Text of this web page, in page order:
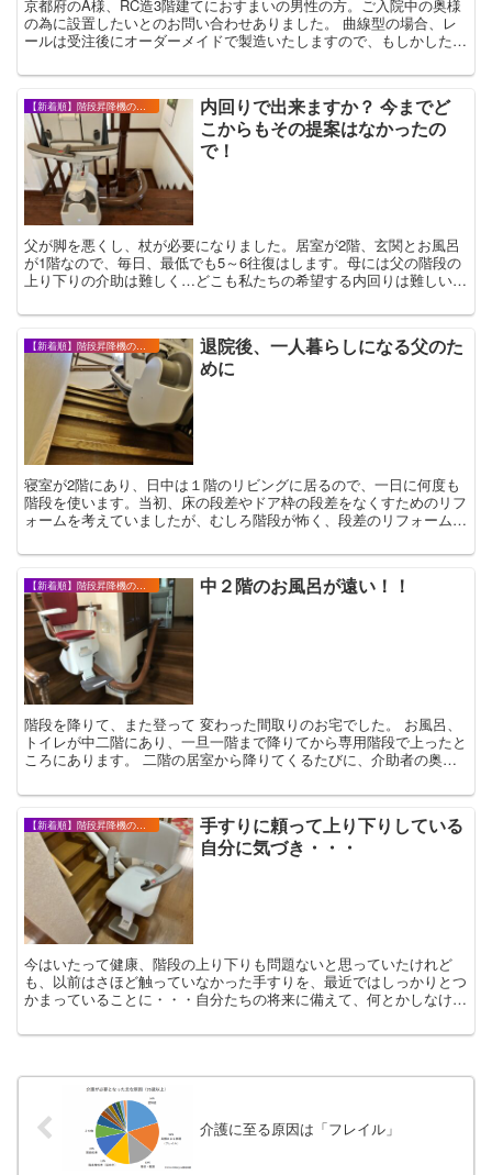
京都府のA様、RC造3階建てにおすまいの男性の方。ご入院中の奥様
の為に設置したいとのお問い合わせありました。 曲線型の場合、レ
ールは受注後にオーダーメイドで製造いたしますので、もしかしたら
【新着順】階段昇降機の設置事例・お客様の声
内回りで出来ますか？ 今までど
こからもその提案はなかったの
で！
父が脚を悪くし、杖が必要になりました。居室が2階、玄関とお風呂
が1階なので、毎日、最低でも5～6往復はします。母には父の階段の
上り下りの介助は難しく…どこも私たちの希望する内回りは難しいと
がイメージしていた通りだったので即決しました。
【新着順】階段昇降機の設置事例・お客様の声
退院後、一人暮らしになる父のた
めに
寝室が2階にあり、日中は１階のリビングに居るので、一日に何度も
階段を使います。当初、床の段差やドア枠の段差をなくすためのリフ
ォームを考えていましたが、むしろ階段が怖く、段差のリフォームよ
【新着順】階段昇降機の設置事例・お客様の声 中２階のお風呂が遠い！！
階段を降りて、また登って 変わった間取りのお宅でした。 お風呂、
トイレが中二階にあり、一旦一階まで降りてから専用階段で上ったと
ころにあります。 二階の居室から降りてくるたびに、介助者の奥様
【新着順】階段昇降機の設置事例・お客様の声
手すりに頼って上り下りしている
自分に気づき・・・
今はいたって健康、階段の上り下りも問題ないと思っていたけれど
も、以前はさほど触っていなかった手すりを、最近ではしっかりとつ
かまっていることに・・・自分たちの将来に備えて、何とかしなけれ
介護に至る原因は「フレイル」